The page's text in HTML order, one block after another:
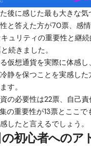
後に感じた最も大きな
と答えた方が70票、感
ュリティの重要性と継
続きました。
仮想通貨を実際に体感し
静を保つことを実感した
す。
の必要性は22票、自己
の重要性が13票とここで
したと言えるでしょう。
初心者へのア